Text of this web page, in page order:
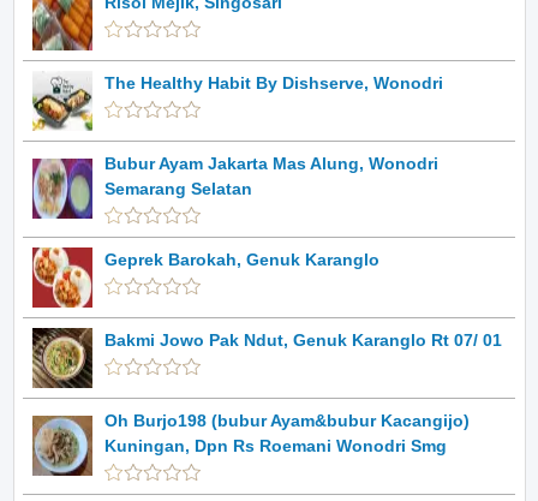
The Healthy Habit By Dishserve, Wonodri
Bubur Ayam Jakarta Mas Alung, Wonodri
Semarang Selatan
Geprek Barokah, Genuk Karanglo
Bakmi Jowo Pak Ndut, Genuk Karanglo Rt 07/ 01
Oh Burjo198 (bubur Ayam&bubur Kacangijo)
Kuningan, Dpn Rs Roemani Wonodri Smg